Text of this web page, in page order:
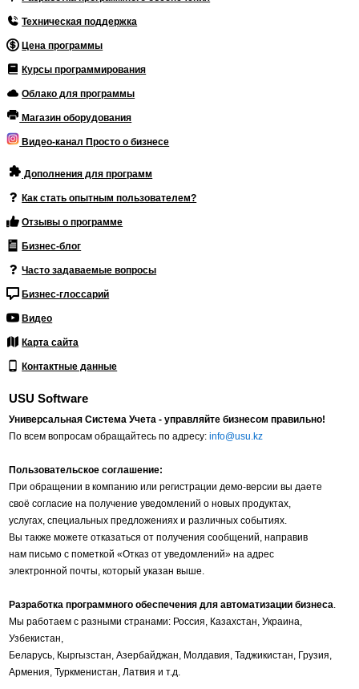
Техническая поддержка
Цена программы
Курсы программирования
Облако для программы
Магазин оборудования
Видео-канал Просто о бизнесе
Дополнения для программ
Как стать опытным пользователем?
Отзывы о программе
Бизнес-блог
Часто задаваемые вопросы
Бизнес-глоссарий
Видео
Карта сайта
Контактные данные
USU Software
Универсальная Система Учета - управляйте бизнесом правильно!
По всем вопросам обращайтесь по адресу:info@usu.kz
Пользовательское соглашение:
При обращении в компанию или регистрации демо-версии вы даете
своё согласие на получение уведомлений о новых продуктах,
услугах, специальных предложениях и различных событиях.
Вы также можете отказаться от получения сообщений, направив
нам письмо с пометкой «Отказ от уведомлений» на адрес
электронной почты, который указан выше.
Разработка программного обеспечения для автоматизации бизнеса.
Мы работаем с разными странами: Россия, Казахстан, Украина,
Узбекистан,
Беларусь, Кыргызстан, Азербайджан, Молдавия, Таджикистан, Грузия,
Армения, Туркменистан, Латвия и т.д.